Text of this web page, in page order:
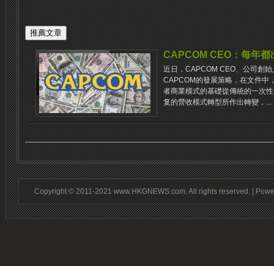
CAPCOM CEO：每年都
近日，CAPCOM CEO、公司創
CAPCOM的發展策略，在文件中
者商業模式的基礎從傳統的一次
复的營收模式轉型所作出轉變，...
Copyright © 2011-2021 www.HKGNEWS.com. All rights reserved. |